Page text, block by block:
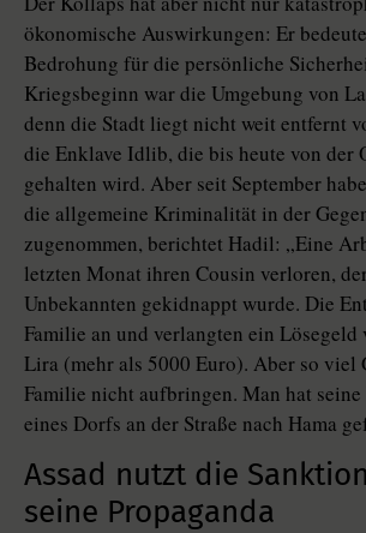
ökonomische Auswirkungen: Er
Bedrohung für die persönliche
Kriegsbeginn war die Umgebung von
denn die Stadt liegt nicht weit entfernt
die Enklave Idlib, die bis heute von der
gehalten wird. Aber seit September
die allgemeine Kriminalität in der
zugenommen, berichtet Hadil: „Eine
letzten Monat ihren Cousin verloren,
Unbekannten gekidnappt wurde. Die
Familie an und verlangten ein
Lira (mehr als 5000 Euro). Aber so viel
Familie nicht aufbringen. Man hat seine
eines Dorfs an der Straße nach Hama
Assad nutzt die
seine Propaganda